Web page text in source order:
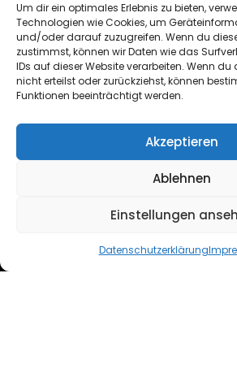
Um dir ein optimales Erlebnis zu bieten,
Technologien wie Cookies, um
und/oder darauf zuzugreifen. Wenn du
zustimmst, können wir Daten wie das
IDs auf dieser Website verarbeiten. Wenn
nicht erteilst oder zurückziehst, können
Funktionen beeinträchtigt werden.
Akzeptieren
Ablehnen
Einstellungen
Datenschutzerklärung
+43 664 6417362
hello@lynx-boxing.com
Copyright ©2024 Lynx EU. All